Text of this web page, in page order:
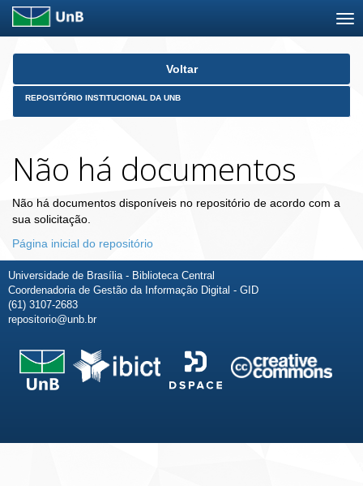
Skip
Voltar
REPOSITÓRIO INSTITUCIONAL DA UNB
Não há documentos
Não há documentos disponíveis no repositório de acordo com a
sua solicitação.
Página inicial do repositório
Universidade de Brasília - Biblioteca Central
Coordenadoria de Gestão da Informação Digital - GID
(61) 3107-2683
repositorio@unb.br